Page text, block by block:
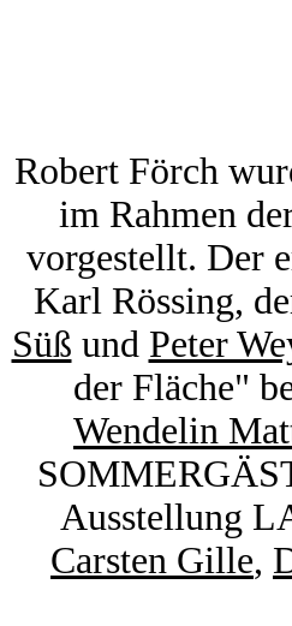
Robert Förch
im Rahmen
vorgestellt. Der
Karl Rössing,
Süß und Peter
der Fläche"
Wendelin
Ausstellung
Carsten Gille,